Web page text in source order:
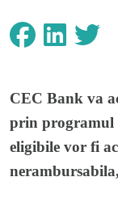
CEC Bank va
prin programul
eligibile vor fi